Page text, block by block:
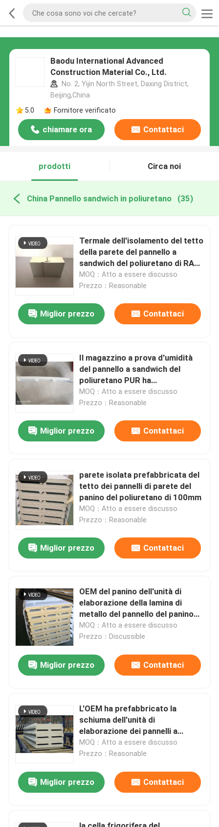
Baodu International Advanced
Construction Material Co., Ltd.
No. 2, Yijin North Street, Daxing District,
Beijing,China
5.0
Fornitore verificato
chiamare ora Contattaci
prodotti Circa noi
China Pannello sandwich in poliuretano (35)
Termale dell'isolamento del tetto
della parete del pannello a
sandwich del poliuretano di RAL
PIR PUR
MOQ：Atto a essere discusso
Prezzo：Reasonable
Miglior prezzo Contattaci
Il magazzino a prova d'umidità
del pannello a sandwich del
poliuretano PUR ha
personalizzato
MOQ：Atto a essere discusso
Prezzo：Reasonable
Miglior prezzo Contattaci
parete isolata prefabbricata del
tetto dei pannelli di parete del
panino del poliuretano di 100mm
MOQ：Atto a essere discusso
Prezzo：Reasonable
Miglior prezzo Contattaci
OEM del panino dell'unità di
elaborazione della lamina di
metallo del pannello del panino
PUR di 100mm
MOQ：Atto a essere discusso
Prezzo：Discussible
Miglior prezzo Contattaci
L'OEM ha prefabbricato la
schiuma dell'unità di
elaborazione dei pannelli a
sandwich per il tetto di
costruzione
MOQ：Atto a essere discusso
Prezzo：Reasonable
Miglior prezzo Contattaci